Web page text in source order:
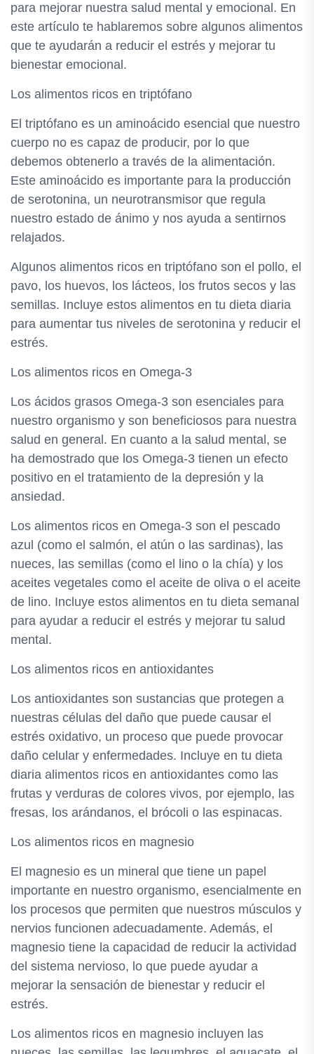
para mejorar nuestra salud mental y emocional. En
este artículo te hablaremos sobre algunos alimentos
que te ayudarán a reducir el estrés y mejorar tu
bienestar emocional.
Los alimentos ricos en triptófano
El triptófano es un aminoácido esencial que nuestro
cuerpo no es capaz de producir, por lo que
debemos obtenerlo a través de la alimentación.
Este aminoácido es importante para la producción
de serotonina, un neurotransmisor que regula
nuestro estado de ánimo y nos ayuda a sentirnos
relajados.
Algunos alimentos ricos en triptófano son el pollo, el
pavo, los huevos, los lácteos, los frutos secos y las
semillas. Incluye estos alimentos en tu dieta diaria
para aumentar tus niveles de serotonina y reducir el
estrés.
Los alimentos ricos en Omega-3
Los ácidos grasos Omega-3 son esenciales para
nuestro organismo y son beneficiosos para nuestra
salud en general. En cuanto a la salud mental, se
ha demostrado que los Omega-3 tienen un efecto
positivo en el tratamiento de la depresión y la
ansiedad.
Los alimentos ricos en Omega-3 son el pescado
azul (como el salmón, el atún o las sardinas), las
nueces, las semillas (como el lino o la chía) y los
aceites vegetales como el aceite de oliva o el aceite
de lino. Incluye estos alimentos en tu dieta semanal
para ayudar a reducir el estrés y mejorar tu salud
mental.
Los alimentos ricos en antioxidantes
Los antioxidantes son sustancias que protegen a
nuestras células del daño que puede causar el
estrés oxidativo, un proceso que puede provocar
daño celular y enfermedades. Incluye en tu dieta
diaria alimentos ricos en antioxidantes como las
frutas y verduras de colores vivos, por ejemplo, las
fresas, los arándanos, el brócoli o las espinacas.
Los alimentos ricos en magnesio
El magnesio es un mineral que tiene un papel
importante en nuestro organismo, esencialmente en
los procesos que permiten que nuestros músculos y
nervios funcionen adecuadamente. Además, el
magnesio tiene la capacidad de reducir la actividad
del sistema nervioso, lo que puede ayudar a
mejorar la sensación de bienestar y reducir el
estrés.
Los alimentos ricos en magnesio incluyen las